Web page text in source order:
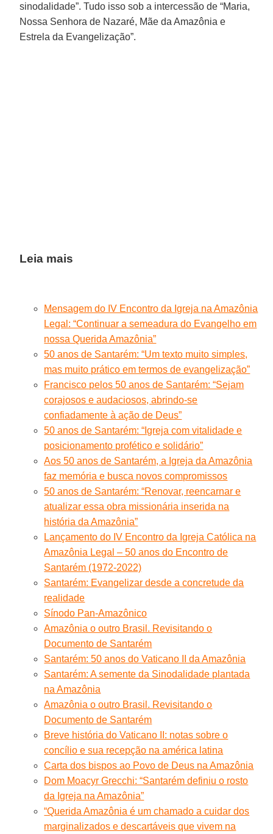
sinodalidade”. Tudo isso sob a intercessão de “Maria,
Nossa Senhora de Nazaré, Mãe da Amazônia e
Estrela da Evangelização”.
Leia mais
Mensagem do IV Encontro da Igreja na Amazônia
Legal: “Continuar a semeadura do Evangelho em
nossa Querida Amazônia”
50 anos de Santarém: “Um texto muito simples,
mas muito prático em termos de evangelização”
Francisco pelos 50 anos de Santarém: “Sejam
corajosos e audaciosos, abrindo-se
confiadamente à ação de Deus”
50 anos de Santarém: “Igreja com vitalidade e
posicionamento profético e solidário”
Aos 50 anos de Santarém, a Igreja da Amazônia
faz memória e busca novos compromissos
50 anos de Santarém: “Renovar, reencarnar e
atualizar essa obra missionária inserida na
história da Amazônia”
Lançamento do IV Encontro da Igreja Católica na
Amazônia Legal – 50 anos do Encontro de
Santarém (1972-2022)
Santarém: Evangelizar desde a concretude da
realidade
Sínodo Pan-Amazônico
Amazônia o outro Brasil. Revisitando o
Documento de Santarém
Santarém: 50 anos do Vaticano II da Amazônia
Santarém: A semente da Sinodalidade plantada
na Amazônia
Amazônia o outro Brasil. Revisitando o
Documento de Santarém
Breve história do Vaticano II: notas sobre o
concílio e sua recepção na américa latina
Carta dos bispos ao Povo de Deus na Amazônia
Dom Moacyr Grecchi: “Santarém definiu o rosto
da Igreja na Amazônia”
“Querida Amazônia é um chamado a cuidar dos
marginalizados e descartáveis que vivem na